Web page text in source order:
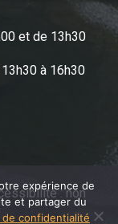
et de 13h30
à 16h30
: non
expérience de
et partager du
de confidentialité